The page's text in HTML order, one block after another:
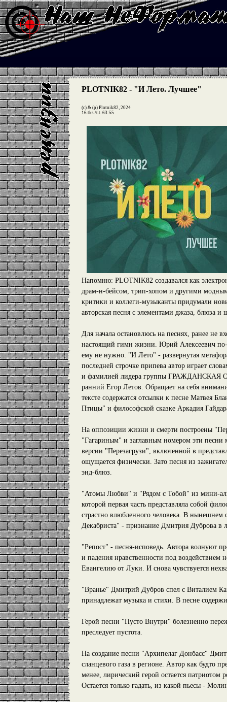
PLOTNIK82 - "И Лето. Лучшее"
(c) & (p) Plotnik82, 2024
16 tks./t.t. 63:55
Напомню: PLOTNIK82 создавался как
драм-н-бейсом, трип-хопом и другими
критики и коллеги-музыканты придумали
авторская песня с элементами джаза, блюза и
Для начала остановлюсь на песнях, ранее
настоящий гимн жизни. Юрий Алексеевич
ему не нужно. "И Лето" - развернутая
последней строчке припева автор играет
и фамилией лидера группы ГРАЖДАНСКАЯ
ранний Егор Летов. Обращает на себя
тексте содержатся отсылки к песне Матвея
Птицы" и философской сказке Аркадия
На оппозиции жизни и смерти построены
"Гагариным" и заглавным номером эти песни
версии "Перезагрузи", включенной в
ощущается физически. Зато песня из
энд-блюз.
"Атомы Любви" и "Рядом с Тобой" из мини-
которой первая часть представляла собой
страстно влюбленного человека. В
Декабриста" - признание Дмитрия Дуброва в
"Репост" - песня-исповедь. Автора волнуют
и падения нравственности под
Евангелию от Луки. И снова чувствуется
"Вранье" Дмитрий Дубров спел с Виталием
принадлежат музыка и стихи. В песне
Герой песни "Пусто Внутри" болезненно
преследует пустота.
На создание песни "Архипелаг Донбасс"
сланцевого газа в регионе. Автор как будто
менее, лирический герой остается патриотом
Остается только гадать, из какой пьесы -